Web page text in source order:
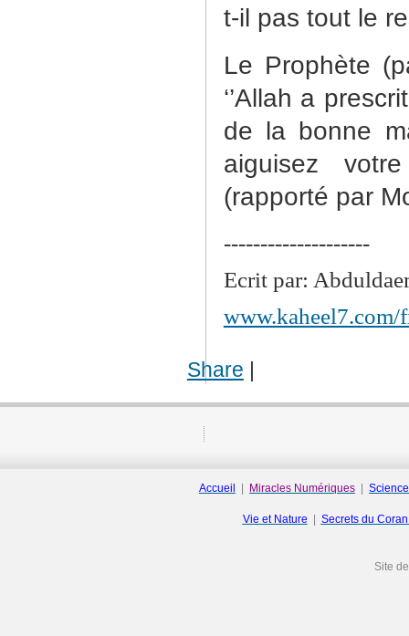
t-il pas tout le
Le Prophète
‘’Allah a
de la bonne
aiguisez
(rapporté par
--------------------
Ecrit par:
www.kaheel7.com/
Share |
Accueil Miracles Numériques
Vie et Nature Secrets du
Site